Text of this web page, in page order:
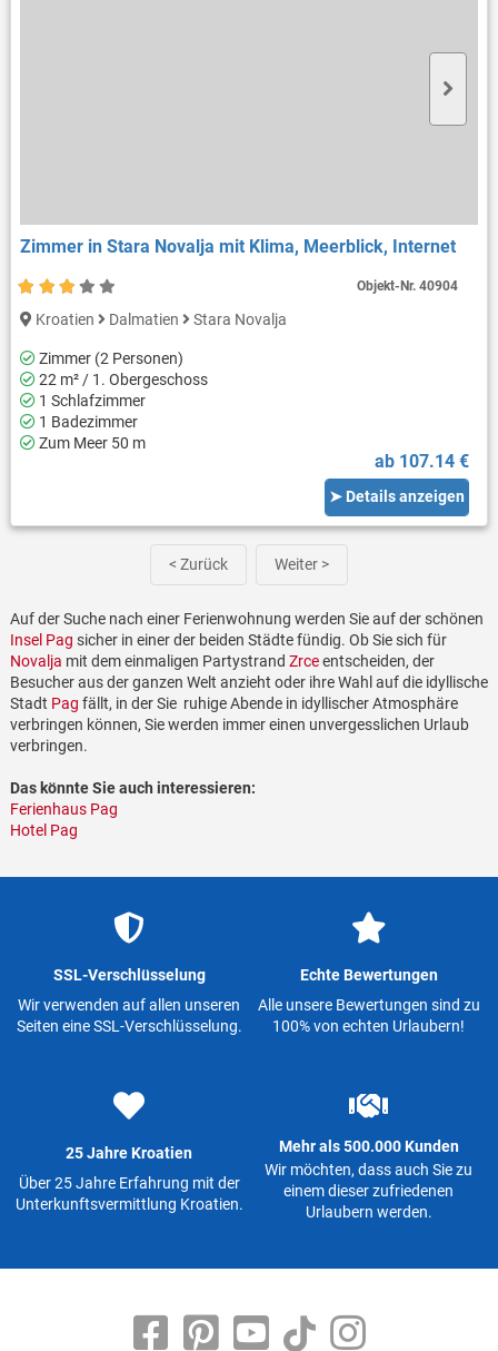
Zimmer in Stara Novalja mit Klima, Meerblick, Internet
Kroatien Dalmatien Stara Novalja
Zimmer (2 Personen)
22 m² / 1. Obergeschoss
1 Schlafzimmer
1 Badezimmer
Zum Meer 50 m
ab 107.14 €
➤ Details anzeigen
Objekt-Nr.40904
< Zurück Weiter >
Auf der Suche nach einer Ferienwohnung werden Sie auf der schönen
Insel Pag sicher in einer der beiden Städte fündig. Ob Sie sich für
Novalja mit dem einmaligen Partystrand Zrceentscheiden, der
Besucher aus der ganzen Welt anzieht oder ihre Wahl auf die idyllische
Stadt Pag fällt, in der Sie ruhige Abende in idyllischer Atmosphäre
verbringen können, Sie werden immer einen unvergesslichen Urlaub
verbringen.
Das könnte Sie auch interessieren:
Ferienhaus Pag
Hotel Pag
SSL-Verschlüsselung
Wir verwenden auf allen unseren
Seiten eine SSL-Verschlüsselung.
Echte Bewertungen
Alle unsere Bewertungen sind zu
100% von echten Urlaubern!
25 Jahre Kroatien
Über 25 Jahre Erfahrung mit der
Unterkunftsvermittlung Kroatien.
Mehr als 500.000 Kunden
Wir möchten, dass auch Sie zu
einem dieser zufriedenen
Urlaubern werden.